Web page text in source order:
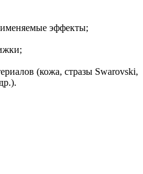
эффекты;
(кожа, стразы Swarovski,